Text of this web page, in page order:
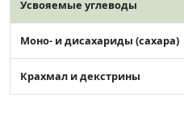
Усвояемые углеводы
Моно- и дисахариды (сахара)
Крахмал и декстрины